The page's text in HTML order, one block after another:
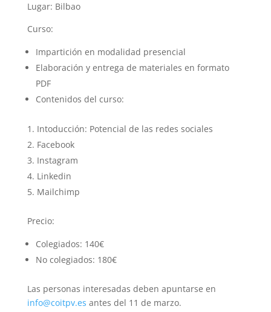
Lugar: Bilbao
Curso:
Impartición en modalidad presencial
Elaboración y entrega de materiales en formato
PDF
Contenidos del curso:
Intoducción: Potencial de las redes sociales
Facebook
Instagram
Linkedin
Mailchimp
Precio:
Colegiados: 140€
No colegiados: 180€
Las personas interesadas deben apuntarse en
info@coitpv.es antes del 11 de marzo.